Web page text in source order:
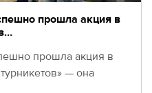
прошла акция в
прошла акция в
— она